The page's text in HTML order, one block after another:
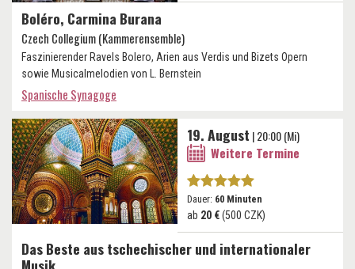
Boléro, Carmina Burana
Czech Collegium (Kammerensemble)
Faszinierender Ravels Bolero, Arien aus Verdis und Bizets Opern
sowie Musicalmelodien von L. Bernstein
Spanische Synagoge
Das Beste aus tschechischer und internationaler
Musik
19. August | 20:00 (Mi)
Weitere Termine
Dauer: 60 Minuten
ab 20 €(500 CZK)